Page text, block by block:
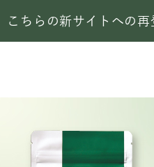
こちらの新サイトへの